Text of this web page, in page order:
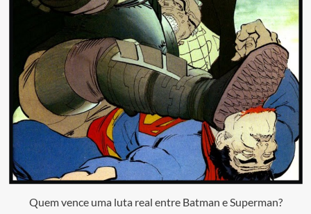
Quem vence uma luta real entre Batman e Superman?